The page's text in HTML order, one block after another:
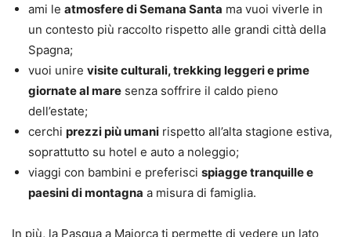
ami le atmosfere di Semana Santa ma vuoi viverle in
un contesto più raccolto rispetto alle grandi città della
Spagna;
vuoi unire visite culturali, trekking leggeri e prime
giornate al mare senza soffrire il caldo pieno
dell’estate;
cerchi prezzi più umani rispetto all’alta stagione estiva,
soprattutto su hotel e auto a noleggio;
viaggi con bambini e preferisci spiagge tranquille e
paesini di montagna a misura di famiglia.
In più, la Pasqua a Maiorca ti permette di vedere un lato